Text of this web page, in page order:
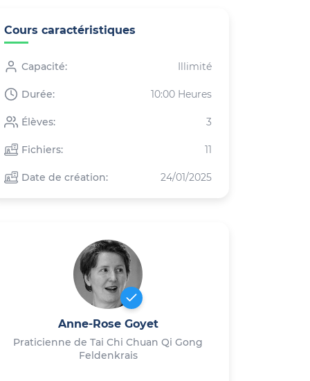
Cours caractéristiques
Capacité: Illimité
Durée: 10:00 Heures
Élèves: 3
Fichiers: 11
Date de création: 24/01/2025
Anne-Rose Goyet
Praticienne de Tai Chi Chuan Qi Gong
Feldenkrais